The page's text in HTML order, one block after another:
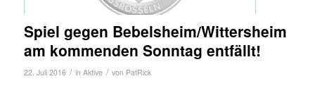
Spiel gegen Bebelsheim/Wittersheim
am kommenden Sonntag entfällt!
22. Juli 2016 / in Aktive / von PatRick